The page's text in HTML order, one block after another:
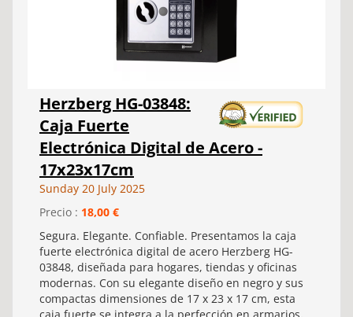
Herzberg HG-03848:
Caja Fuerte
Electrónica Digital de Acero -
17x23x17cm
Sunday 20 July 2025
Precio : 18,00 €
Segura. Elegante. Confiable. Presentamos la caja
fuerte electrónica digital de acero Herzberg HG-
03848, diseñada para hogares, tiendas y oficinas
modernas. Con su elegante diseño en negro y sus
compactas dimensiones de 17 x 23 x 17 cm, esta